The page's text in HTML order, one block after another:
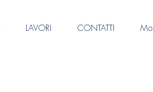
LAVORI CONTATTI